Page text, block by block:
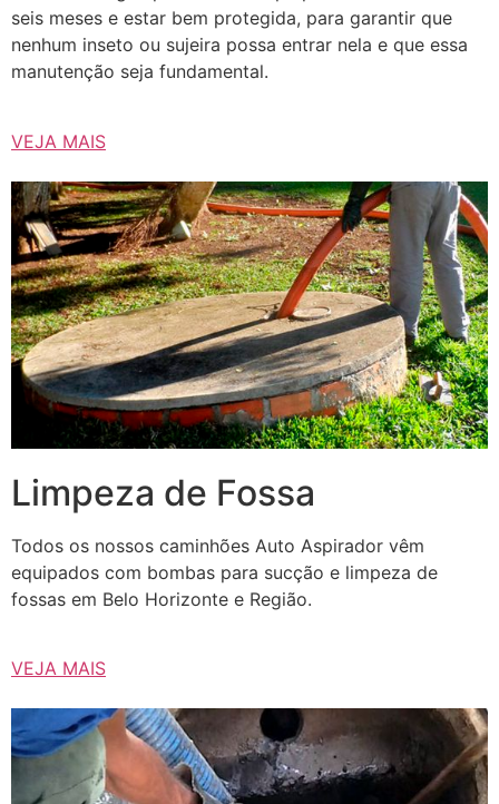
seis meses e estar bem protegida, para garantir que
nenhum inseto ou sujeira possa entrar nela e que essa
manutenção seja fundamental.
VEJA MAIS
Limpeza de Fossa
Todos os nossos caminhões Auto Aspirador vêm
equipados com bombas para sucção e limpeza de
fossas em Belo Horizonte e Região.
VEJA MAIS